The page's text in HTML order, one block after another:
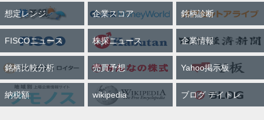
想定レンジ 企業スコア 銘柄診断
FISCOニュース 株探ニュース 企業情報
銘柄比較分析 売買予想 Yahoo掲示板
納税額 wikipedia ブログ デイトレ